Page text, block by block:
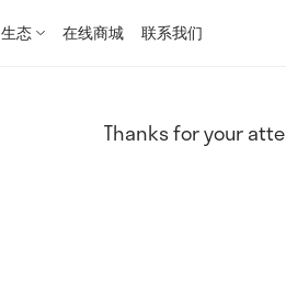
生态 在线商城 联系我们
Thanks for your